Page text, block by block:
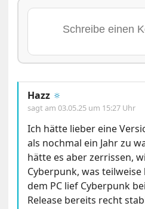
Hazz 🔅
sagt am03.05.25 um 15:27 Uhr
Ich hätte lieber eine
als nochmal ein Jahr zu
hätte es aber zerrissen,
Cyberpunk, was
dem PC lief Cyberpunk
Release bereits recht